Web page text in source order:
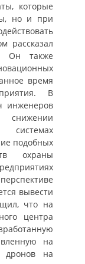
которые
но и при
рассказал
Он также
время
В
инженеров
снижении
подобных
охраны
вывести
что на
центра
на
дронов на